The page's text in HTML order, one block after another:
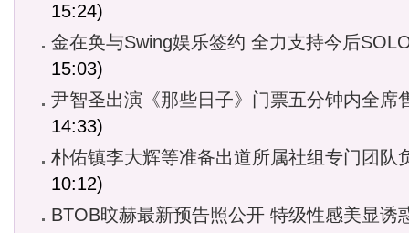
15:24)
金在奂与Swing娱乐签约 全力支持今后
15:03)
尹智圣出演《那些日子》门票五分钟内全席
14:33)
朴佑镇李大辉等准备出道所属社组专门团队
10:12)
BTOB旼赫最新预告照公开 特级性感美显诱